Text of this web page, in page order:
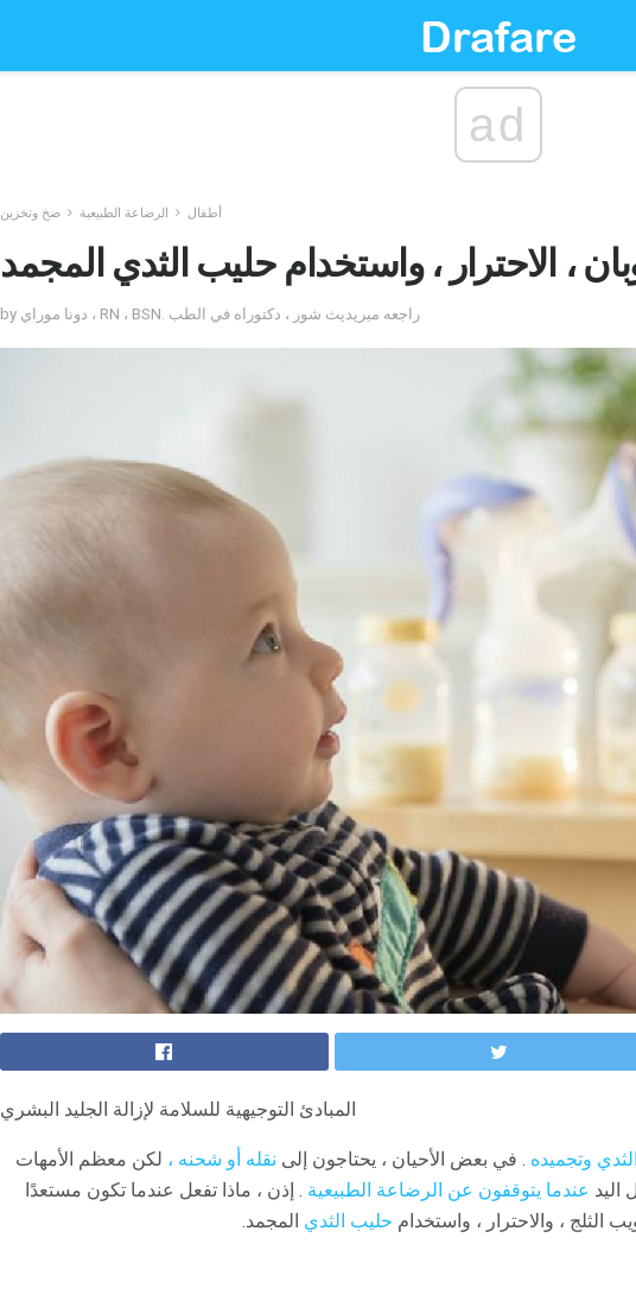
ad
أطفال الرضاعة الطبيعية ضخ وتخزين
، الاحترار ، واستخدام حليب الثدي المجمد
by دونا موراي ، RN ، BSN. راجعه ميريديث شور ، دكتوراه في الطب
المبادئ التوجيهية للسلامة لإزالة الجليد البشري
وتجميده . في بعض الأحيان ، يحتاجون إلى نقله أو شحنه ، لكن معظم الأمهات
اليد عندما يتوقفون عن الرضاعة الطبيعية . إذن ، ماذا تفعل عندما تكون مستعدًا
الثلج ، والاحترار ، واستخدام حليب الثدي المجمد.